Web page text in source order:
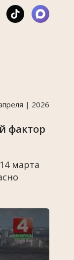
| 2026
фактор
марта